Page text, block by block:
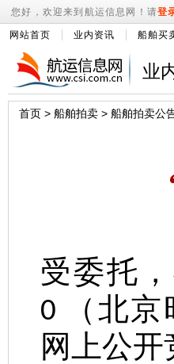
您好，欢迎来到航运信息网！请登
网站首页 业内资讯 船舶买
业
首页 > 船舶拍卖 > 船舶拍卖公
受委托
0
（北
网上公